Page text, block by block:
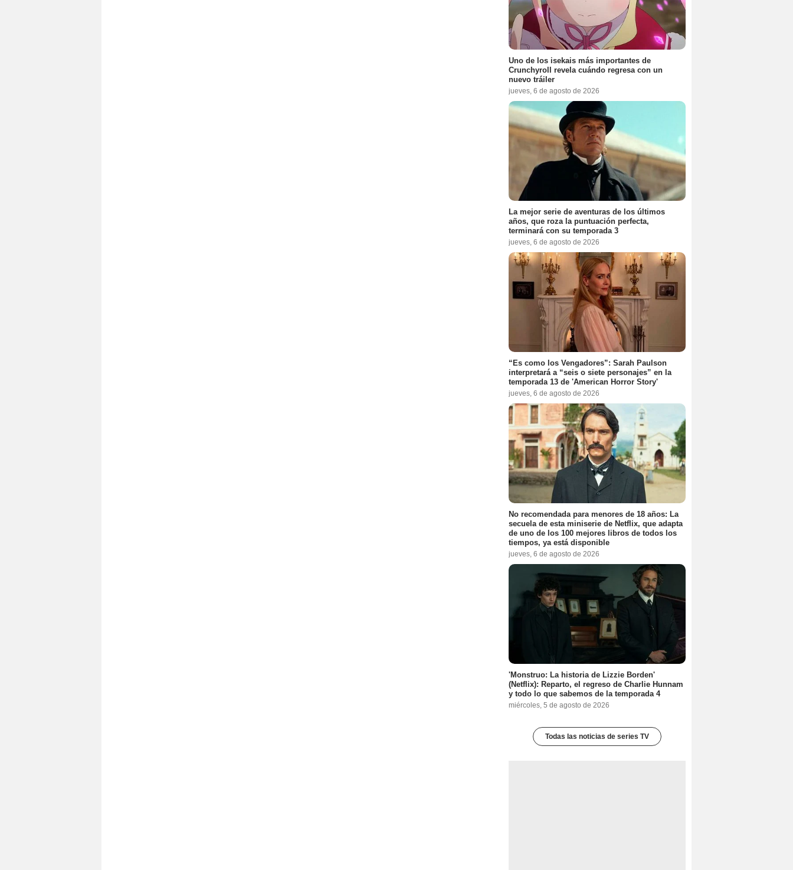
Uno de los isekais más importantes de
Crunchyroll revela cuándo regresa con un
nuevo tráiler
jueves, 6 de agosto de 2026
La mejor serie de aventuras de los últimos
años, que roza la puntuación perfecta,
terminará con su temporada 3
jueves, 6 de agosto de 2026
“Es como los Vengadores”: Sarah Paulson
interpretará a “seis o siete personajes” en la
temporada 13 de 'American Horror Story'
jueves, 6 de agosto de 2026
No recomendada para menores de 18 años: La
secuela de esta miniserie de Netflix, que adapta
de uno de los 100 mejores libros de todos los
tiempos, ya está disponible
jueves, 6 de agosto de 2026
'Monstruo: La historia de Lizzie Borden'
(Netflix): Reparto, el regreso de Charlie Hunnam
y todo lo que sabemos de la temporada 4
miércoles, 5 de agosto de 2026
Todas las noticias de series TV